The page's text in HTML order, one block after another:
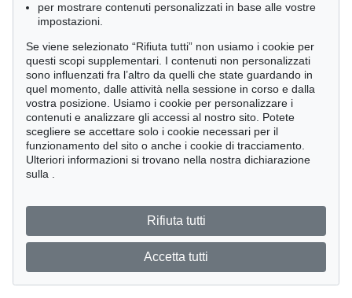
per mostrare contenuti personalizzati in base alle vostre
impostazioni.
Se viene selezionato “Rifiuta tutti” non usiamo i cookie per
questi scopi supplementari. I contenuti non personalizzati
sono influenzati fra l’altro da quelli che state guardando in
quel momento, dalle attività nella sessione in corso e dalla
vostra posizione. Usiamo i cookie per personalizzare i
contenuti e analizzare gli accessi al nostro sito. Potete
scegliere se accettare solo i cookie necessari per il
funzionamento del sito o anche i cookie di tracciamento.
Ulteriori informazioni si trovano nella nostra dichiarazione
sulla
Rifiuta tutti
Accetta tutti